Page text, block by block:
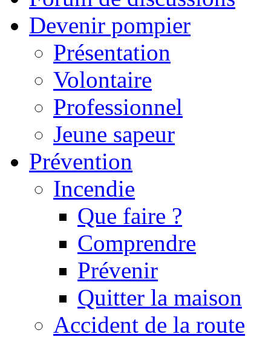
Devenir pompier
Présentation
Volontaire
Professionnel
Jeune sapeur
Prévention
Incendie
Que faire ?
Comprendre
Prévenir
Quitter la maison
Accident de la route